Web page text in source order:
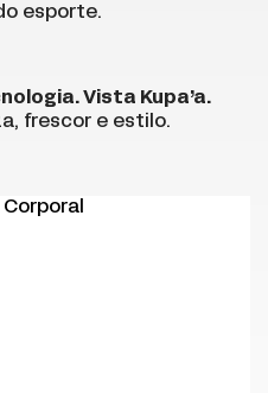
esporte.
Vista Kupa’a.
frescor e estilo.